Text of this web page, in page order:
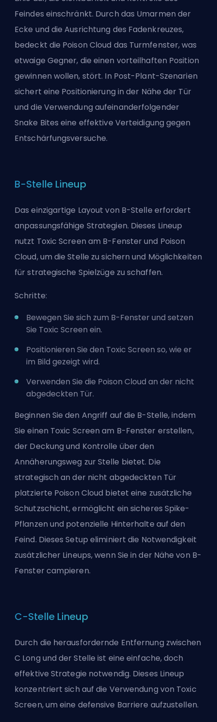
Feindes einschränkt. Durch das Umarmen der
Ecke und die Ausrichtung des Fadenkreuzes,
bedeckt die Poison Cloud das Turmfenster, was
etwaige Gegner, die einen vorteilhaften Position
gewinnen wollen, stört. In Post-Plant-Szenarien
sichert eine Positionierung in der Nähe der Tür
und die Verwendung aufeinanderfolgender
Snake Bites eine effektive Verteidigung gegen
Entschärfungsversuche.
B-Stelle Lineup
Das einzigartige Layout von B-Stelle erfordert
anpassungsfähige Strategien. Dieses Lineup
nutzt Toxic Screen am B-Fenster und Poison
Cloud, um die Stelle zu sichern und Möglichkeiten
für strategische Spielzüge zu schaffen.
Schritte:
Bewegen Sie sich zum B-Fenster und setzen
Sie Toxic Screen ein.
Positionieren Sie den Toxic Screen so, wie er
im Bild gezeigt wird.
Verwenden Sie die Poison Cloud an der nicht
abgedeckten Tür.
Beginnen Sie den Angriff auf die B-Stelle, indem
Sie einen Toxic Screen am B-Fenster erstellen,
der Deckung und Kontrolle über den
Annäherungsweg zur Stelle bietet. Die
strategisch an der nicht abgedeckten Tür
platzierte Poison Cloud bietet eine zusätzliche
Schutzschicht, ermöglicht ein sicheres Spike-
Pflanzen und potenzielle Hinterhalte auf den
Feind. Dieses Setup eliminiert die Notwendigkeit
zusätzlicher Lineups, wenn Sie in der Nähe von B-
Fenster campieren.
C-Stelle Lineup
Durch die herausfordernde Entfernung zwischen
C Long und der Stelle ist eine einfache, doch
effektive Strategie notwendig. Dieses Lineup
konzentriert sich auf die Verwendung von Toxic
Screen, um eine defensive Barriere aufzustellen.